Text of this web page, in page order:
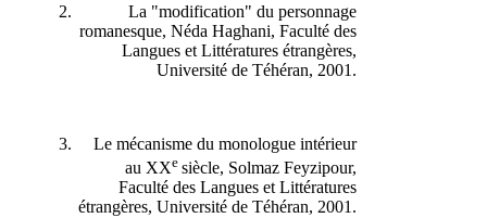
La "modification" du personnage
romanesque, Néda Haghani, Faculté des
Langues et Littératures étrangères,
Université de Téhéran, 2001.
Le mécanisme du monologue intérieur
au XXesiècle, Solmaz Feyzipour,
Faculté des Langues et Littératures
étrangères, Université de Téhéran, 2001.